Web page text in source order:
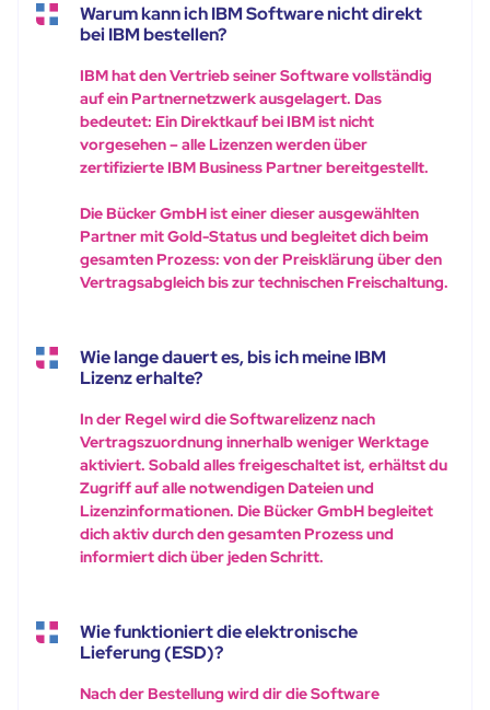
Warum kann ich IBM Software nicht direkt
bei IBM bestellen?
IBM hat den Vertrieb seiner Software vollständig
auf ein Partnernetzwerk ausgelagert. Das
bedeutet: Ein Direktkauf bei IBM ist nicht
vorgesehen – alle Lizenzen werden über
zertifizierte IBM Business Partner bereitgestellt.
Die Bücker GmbH ist einer dieser ausgewählten
Partner mit Gold-Status und begleitet dich beim
gesamten Prozess: von der Preisklärung über den
Vertragsabgleich bis zur technischen Freischaltung.
Wie lange dauert es, bis ich meine IBM
Lizenz erhalte?
In der Regel wird die Softwarelizenz nach
Vertragszuordnung innerhalb weniger Werktage
aktiviert. Sobald alles freigeschaltet ist, erhältst du
Zugriff auf alle notwendigen Dateien und
Lizenzinformationen. Die Bücker GmbH begleitet
dich aktiv durch den gesamten Prozess und
informiert dich über jeden Schritt.
Wie funktioniert die elektronische
Lieferung (ESD)?
Nach der Bestellung wird dir die Software